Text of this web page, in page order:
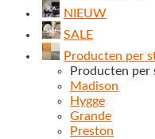
NIEUW
SALE
Producten per
Producten per
Madison
Hygge
Grande
Preston